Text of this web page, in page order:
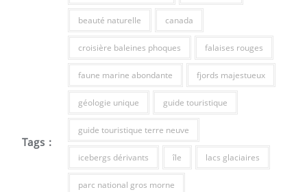
Tags :
beauté naturelle canada
croisière baleines phoques falaises rouges
faune marine abondante fjords majestueux
géologie unique guide touristique
guide touristique terre neuve
icebergs dérivants île lacs glaciaires
parc national gros morne